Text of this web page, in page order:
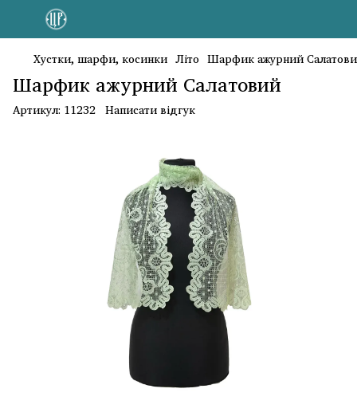
Хустки, шарфи, косинки Літо Шарфик ажурний
Шарфик ажурний Салатовий
Артикул: 11232 Написати відгук